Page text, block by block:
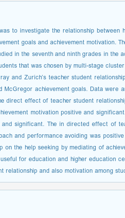
to investigate the relationship
goals and achievement motivation.
in the seventh and ninth grades in the
that was chosen by multi-stage
and Zurich’s teacher student
McGregor achievement goals. Data were
direct effect of teacher student
motivation positive and
significant. The in directed effect of
and performance avoiding was
on the help seeking by mediating of
for education and higher education
relationship and also motivation among